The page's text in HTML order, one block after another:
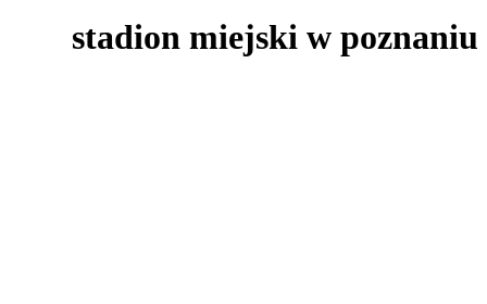
stadion miejski w poznaniu